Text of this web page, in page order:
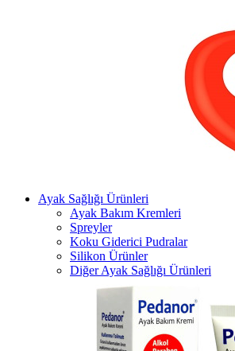
Ayak Sağlığı Ürünleri
Ayak Bakım Kremleri
Spreyler
Koku Giderici Pudralar
Silikon Ürünler
Diğer Ayak Sağlığı Ürünleri